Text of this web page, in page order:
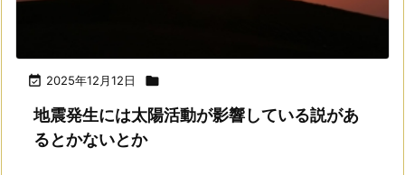
 2025年12月12日 
地震発生には太陽活動が影響している説があ
るとかないとか